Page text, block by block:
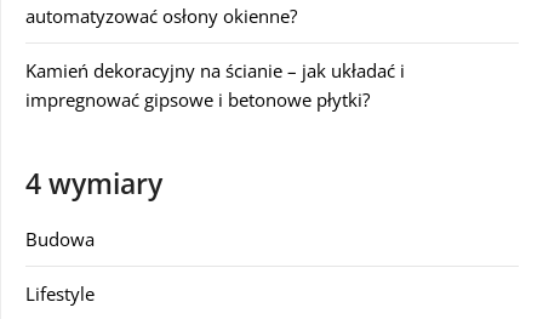
automatyzować osłony okienne?
Kamień dekoracyjny na ścianie – jak układać i
impregnować gipsowe i betonowe płytki?
4 wymiary
Budowa
Lifestyle